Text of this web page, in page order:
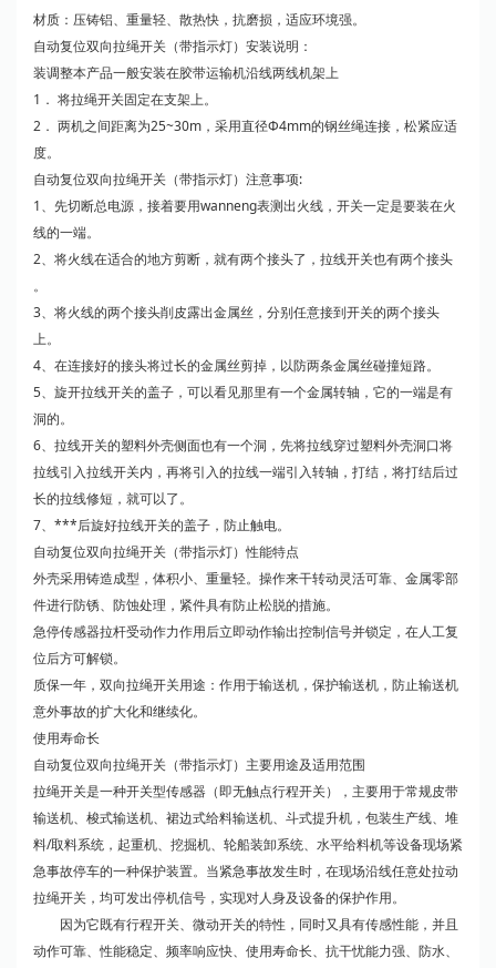
材质：压铸铝、重量轻、散热快，抗磨损，适应环境强。
自动复位双向拉绳开关（带指示灯）安装说明：
装调整本产品一般安装在胶带运输机沿线两线机架上
1． 将拉绳开关固定在支架上。
2． 两机之间距离为25~30m，采用直径Ф4mm的钢丝绳连接，松紧应适
度。
自动复位双向拉绳开关（带指示灯）注意事项:
1、先切断总电源，接着要用wanneng表测出火线，开关一定是要装在火
线的一端。
2、将火线在适合的地方剪断，就有两个接头了，拉线开关也有两个接头
。
3、将火线的两个接头削皮露出金属丝，分别任意接到开关的两个接头
上。
4、在连接好的接头将过长的金属丝剪掉，以防两条金属丝碰撞短路。
5、旋开拉线开关的盖子，可以看见那里有一个金属转轴，它的一端是有
洞的。
6、拉线开关的塑料外壳侧面也有一个洞，先将拉线穿过塑料外壳洞口将
拉线引入拉线开关内，再将引入的拉线一端引入转轴，打结，将打结后过
长的拉线修短，就可以了。
7、***后旋好拉线开关的盖子，防止触电。
自动复位双向拉绳开关（带指示灯）性能特点
外壳采用铸造成型，体积小、重量轻。操作来干转动灵活可靠、金属零部
件进行防锈、防蚀处理，紧件具有防止松脱的措施。
急停传感器拉杆受动作力作用后立即动作输出控制信号并锁定，在人工复
位后方可解锁。
质保一年，双向拉绳开关用途：作用于输送机，保护输送机，防止输送机
意外事故的扩大化和继续化。
使用寿命长
自动复位双向拉绳开关（带指示灯）主要用途及适用范围
拉绳开关是一种开关型传感器（即无触点行程开关），主要用于常规皮带
输送机、梭式输送机、裙边式给料输送机、斗式提升机，包装生产线、堆
料/取料系统，起重机、挖掘机、轮船装卸系统、水平给料机等设备现场紧
急事故停车的一种保护装置。当紧急事故发生时，在现场沿线任意处拉动
拉绳开关，均可发出停机信号，实现对人身及设备的保护作用。
因为它既有行程开关、微动开关的特性，同时又具有传感性能，并且
动作可靠、性能稳定、频率响应快、使用寿命长、抗干忧能力强、防水、